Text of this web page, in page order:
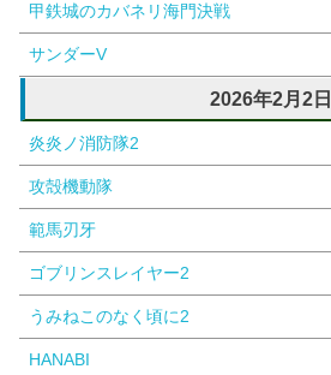
甲鉄城のカバネリ海門決戦
サンダーV
2026年2月2日
炎炎ノ消防隊2
攻殻機動隊
範馬刃牙
ゴブリンスレイヤー2
うみねこのなく頃に2
HANABI